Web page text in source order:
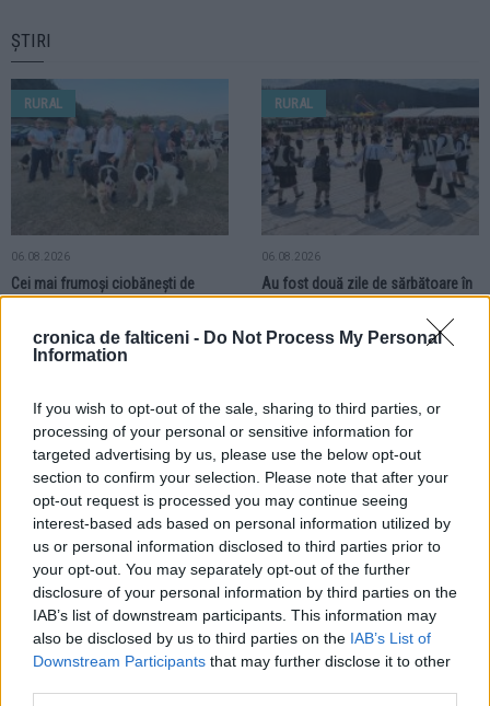
cronica de falticeni - Do Not Process My Personal
Information
If you wish to opt-out of the sale, sharing to third parties, or
processing of your personal or sensitive information for
targeted advertising by us, please use the below opt-out
section to confirm your selection. Please note that after your
opt-out request is processed you may continue seeing
interest-based ads based on personal information utilized by
us or personal information disclosed to third parties prior to
your opt-out. You may separately opt-out of the further
disclosure of your personal information by third parties on the
IAB’s list of downstream participants. This information may
also be disclosed by us to third parties on the IAB’s List of
Downstream Participants that may further disclose it to other
ȘTIRI
RURAL
06.08.2026
Cei mai frumoși ciobănești de
Bucovina și un campion național
din comuna Slatina
RURAL
06.08.2026
Au fost două zile de sărbătoare în
comuna Slatina. Invitați speciali,
folclor și momente dedicate
comunității
RURAL
Accident rutier grav în comuna
Cornu Luncii. Un biciclist și-a
pierdut viața pe fondul impactului
cu un autovehicul